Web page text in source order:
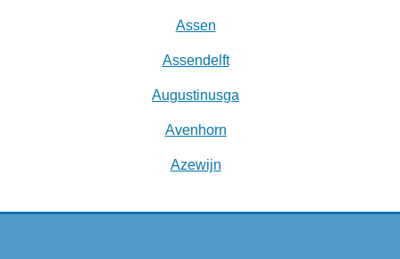
Assen
Assendelft
Augustinusga
Avenhorn
Azewijn